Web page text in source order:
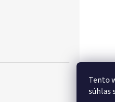
Tento
súhlas